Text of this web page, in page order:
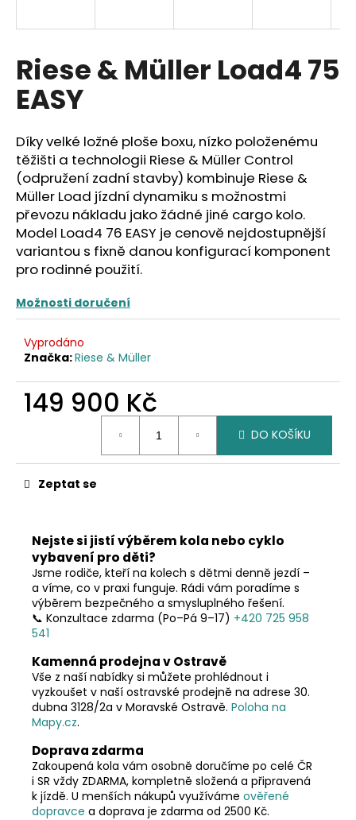
Riese & Müller Load4 75
EASY
Díky velké ložné ploše boxu, nízko položenému
těžišti a technologii Riese & Müller Control
(odpružení zadní stavby) kombinuje Riese &
Müller Load jízdní dynamiku s možnostmi
převozu nákladu jako žádné jiné cargo kolo.
Model Load4 76 EASY je cenově nejdostupnější
variantou s fixně danou konfigurací komponent
pro rodinné použití.
Možnosti doručení
Vyprodáno
Značka:Riese & Müller
149 900 Kč
DO KOŠÍKU
Zeptat se
Nejste si jistí výběrem kola nebo cyklo
vybavení pro děti?
Jsme rodiče, kteří na kolech s dětmi denně jezdí –
a víme, co v praxi funguje. Rádi vám poradíme s
výběrem bezpečného a smysluplného řešení.
📞 Konzultace zdarma (Po–Pá 9–17) +420 725 958
541
Kamenná prodejna v Ostravě
Vše z naší nabídky si můžete prohlédnout i
vyzkoušet v naší ostravské prodejně na adrese 30.
dubna 3128/2a v Moravské Ostravě. Poloha na
Mapy.cz.
Doprava zdarma
Zakoupená kola vám osobně doručíme po celé ČR
i SR vždy ZDARMA, kompletně složená a připravená
k jízdě. U menších nákupů využíváme ověřené
dopravce a doprava je zdarma od 2500 Kč.
í
t
?
HLEDAT
D
o
o
r
u
č
u